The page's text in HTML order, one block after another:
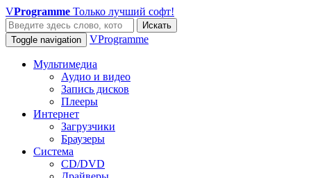
VProgramme Только лучший софт!
Искать
Toggle navigation
VProgramme
Мультимедиа
Аудио и видео
Запись дисков
Плееры
Интернет
Загрузчики
Браузеры
Система
CD/DVD